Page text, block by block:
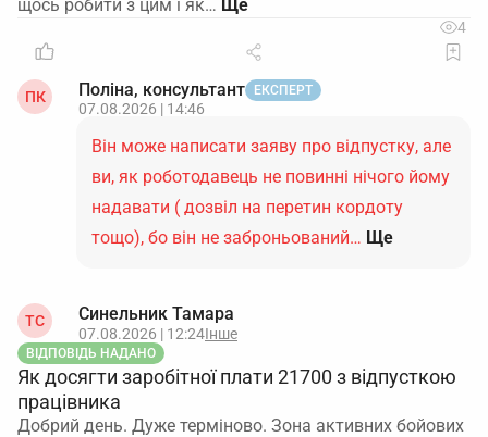
щось робити з цим і як…
4
ПК Поліна, консультант ЕКСПЕРТ
07.08.2026 | 14:46
Він може написати заяву про відпустку, але
ви, як роботодавець не повинні нічого йому
надавати ( дозвіл на перетин кордоту
тощо), бо він не заброньований… Ще
ТС Синельник Тамара
07.08.2026 | 12:24Інше
ВІДПОВІДЬ НАДАНО
Як досягти заробітної плати 21700 з відпусткою
працівника
Добрий день. Дуже терміново. Зона активних бойових